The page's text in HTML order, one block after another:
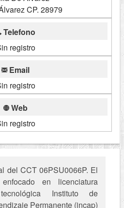
CP. 28979
Telefono
registro
Email
registro
Web
registro
del CCT 06PSU0066P. El
en licenciatura
Instituto de
Permanente (incap)